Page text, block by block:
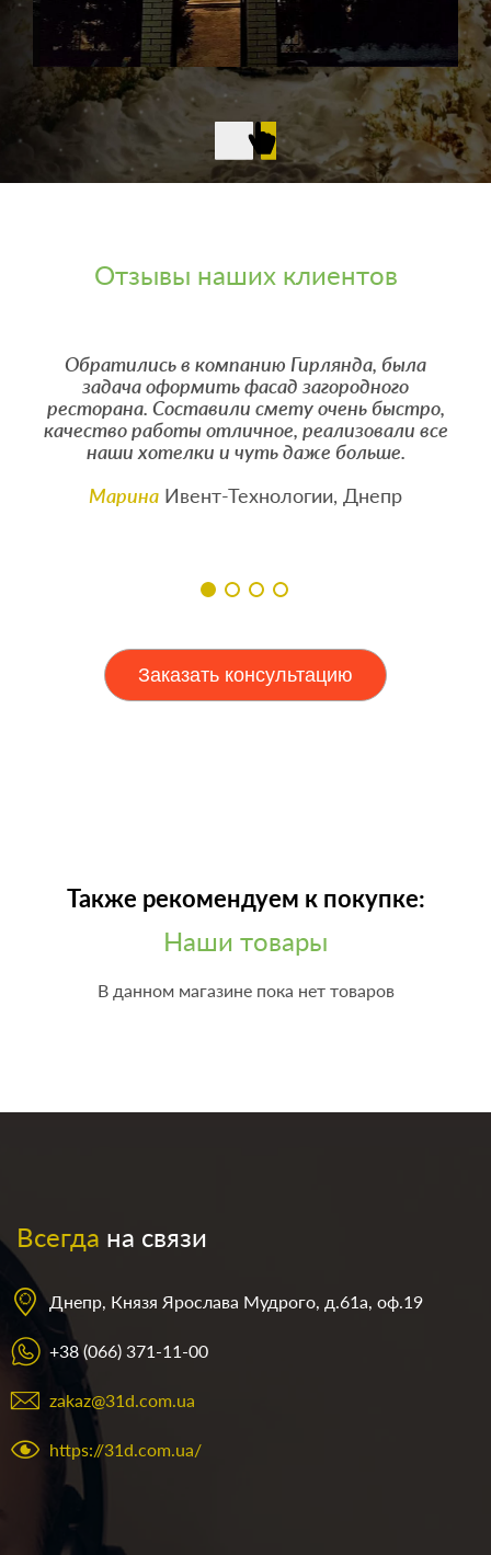
Отзывы наших клиентов
Обратились в компанию Гирлянда, была
задача оформить фасад загородного
ресторана. Составили смету очень быстро,
качество работы отличное, реализовали все
наши хотелки и чуть даже больше.
Марина Ивент-Технологии, Днепр
Заказать консультацию
Также рекомендуем к покупке:
Наши товары
В данном магазине пока нет товаров
Всегда на связи
Днепр, Князя Ярослава Мудрого, д.61а, оф.19
+38 (066) 371-11-00
zakaz@31d.com.ua
https://31d.com.ua/